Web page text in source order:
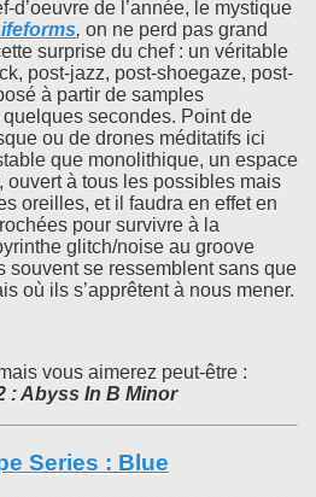
d’oeuvre de l’année, le mystique
, on ne perd pas grand
surprise du chef : un véritable
post-jazz, post-shoegaze, post-
à partir de samples
secondes. Point de
ou de drones méditatifs ici
que monolithique, un espace
ouvert à tous les possibles mais
oreilles, et il faudra en effet en
pour survivre à la
glitch/noise au groove
souvent se ressemblent sans que
où ils s’apprêtent à nous mener.
vous aimerez peut-être :
: Abyss In B Minor
Series : Blue